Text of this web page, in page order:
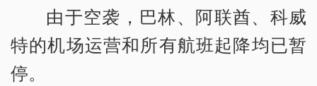
由于空袭，巴林、阿联酋、科威
特的机场运营和所有航班起降均已暂
停。